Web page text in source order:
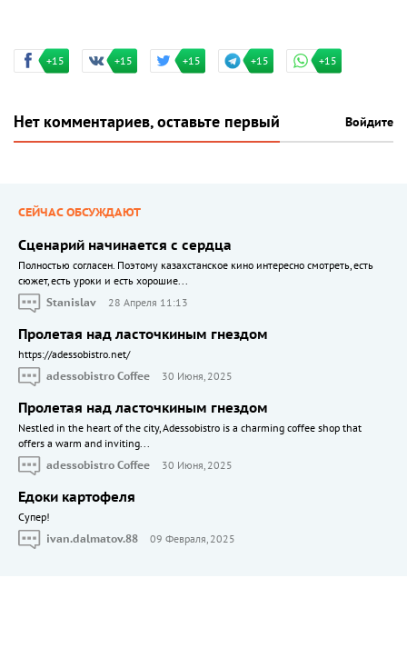
+15 +15 +15 +15 +15
Нет комментариев, оставьте первый Войдите
СЕЙЧАС ОБСУЖДАЮТ
Сценарий начинается с сердца
Полностью согласен. Поэтому казахстанское кино интересно смотреть, есть
сюжет, есть уроки и есть хорошие...
Stanislav
28 Апреля 11:13
Пролетая над ласточкиным гнездом
https://adessobistro.net/
adessobistro Coffee
30 Июня, 2025
Пролетая над ласточкиным гнездом
Nestled in the heart of the city, Adessobistro is a charming coffee shop that
offers a warm and inviting...
adessobistro Coffee
30 Июня, 2025
Едоки картофеля
Cупер!
ivan.dalmatov.88
09 Февраля, 2025